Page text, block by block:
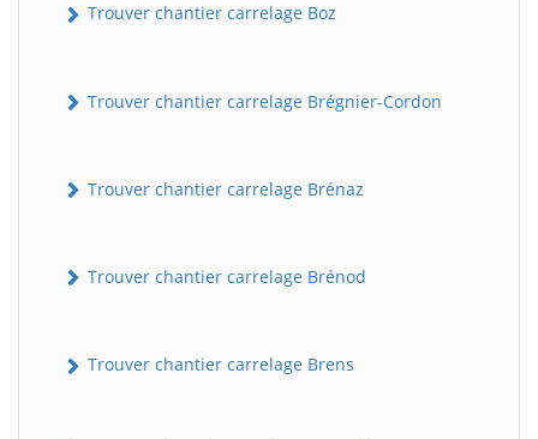
Trouver chantier carrelage Boz
Trouver chantier carrelage Brégnier-Cordon
Trouver chantier carrelage Brénaz
Trouver chantier carrelage Brénod
Trouver chantier carrelage Brens